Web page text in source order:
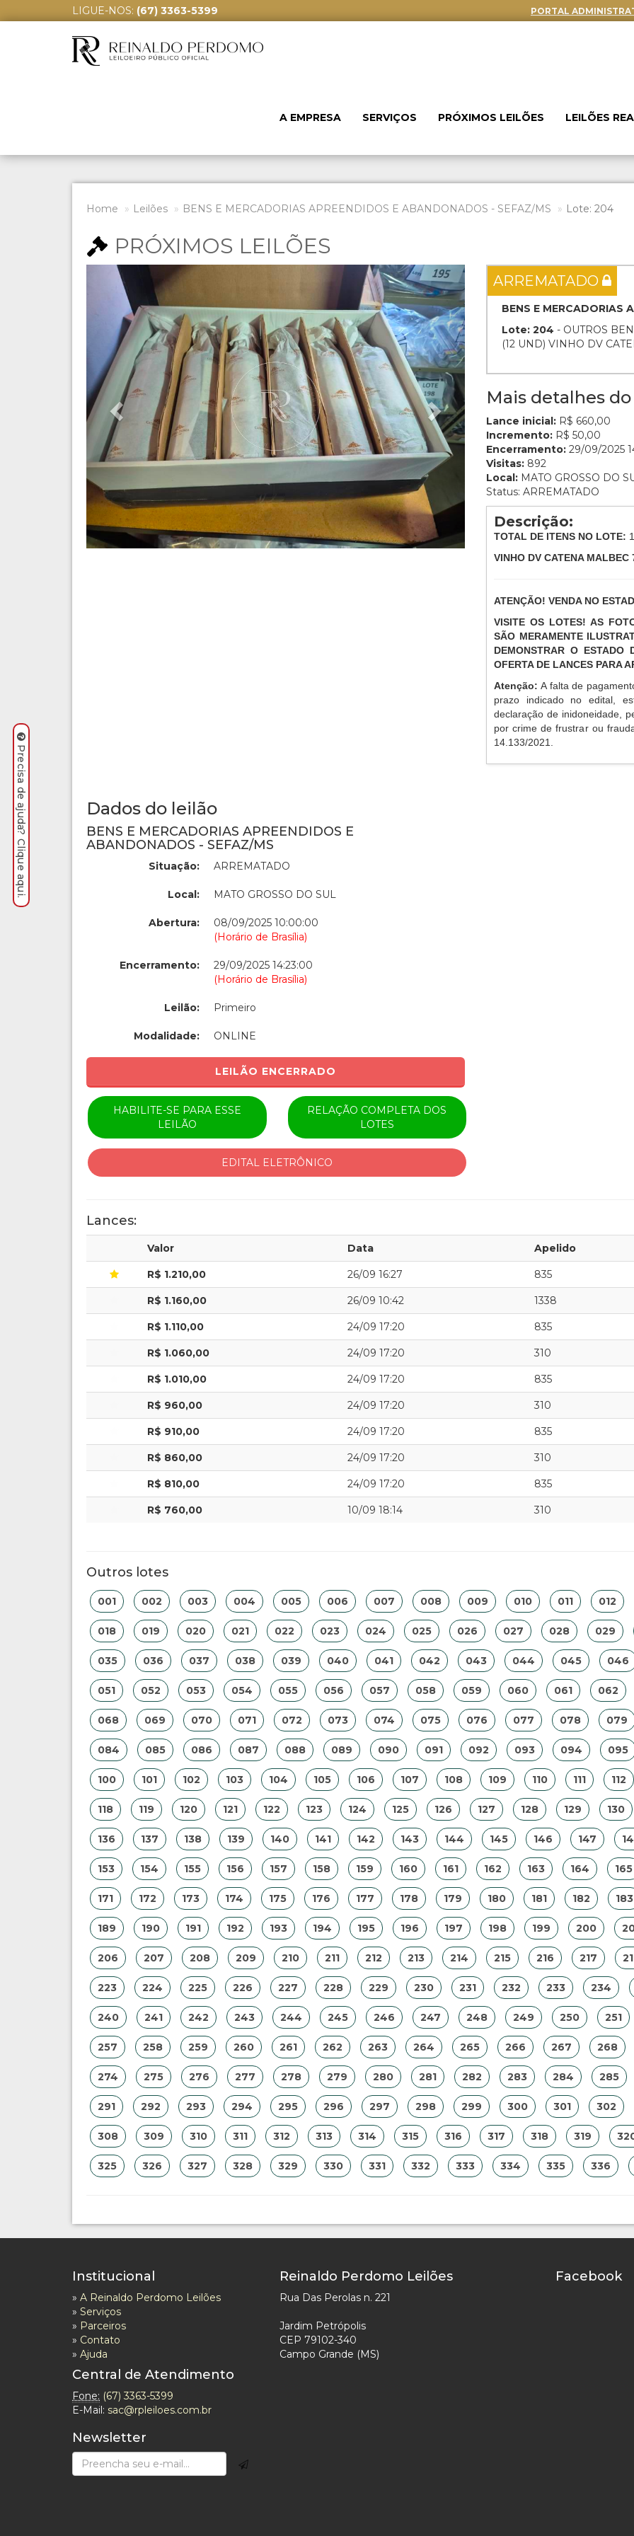
LIGUE-NOS: (67) 3363-5399 PORTAL
A EMPRESA SERVIÇOS PRÓXIMOS LEILÕES LEILÕES
Home Leilões BENS E MERCADORIAS APREENDIDOS E ABANDONADOS - SEFAZ/MS Lote: 204
PRÓXIMOS LEILÕES
Previous Next ARREMATADO
BENS E MERCADORIAS
Lote: 204 - OUTROS
(12 UND) VINHO DV
Mais detalhes
Lance inicial: R$ 660,00
Incremento: R$ 50,00
Encerramento: 29/09/2025
Visitas: 892
Local: MATO GROSSO DO
Status: ARREMATADO
Descrição:
TOTAL DE ITENS NO LOTE:
VINHO DV CATENA MALBEC
ATENÇÃO! VENDA NO
VISITE OS LOTES! AS
SÃO MERAMENTE
DEMONSTRAR O ESTADO
OFERTA DE LANCES PARA
Atenção:A falta de
prazo indicado no edital,
declaração de inidoneidade,
por crime de frustrar ou
14.133/2021.
Dados do leilão
BENS E MERCADORIAS APREENDIDOS E
ABANDONADOS - SEFAZ/MS
Situação: ARREMATADO
Local: MATO GROSSO DO SUL
Abertura:
08/09/2025 10:00:00
(Horário de Brasília)
Encerramento:
29/09/2025 14:23:00
(Horário de Brasília)
Leilão: Primeiro
Modalidade: ONLINE
LEILÃO ENCERRADO
HABILITE-SE PARA ESSE
LEILÃO
RELAÇÃO COMPLETA DOS
LOTES
EDITAL ELETRÔNICO
Lances:
Valor Data Apelido
R$ 1.210,00 26/09 16:27 835
R$ 1.160,00 26/09 10:42 1338
R$ 1.110,00 24/09 17:20 835
R$ 1.060,00 24/09 17:20 310
R$ 1.010,00 24/09 17:20 835
R$ 960,00 24/09 17:20 310
R$ 910,00 24/09 17:20 835
R$ 860,00 24/09 17:20 310
R$ 810,00 24/09 17:20 835
R$ 760,00 10/09 18:14 310
Outros lotes
001 002 003 004 005 006 007 008 009 010 011 012
018 019 020 021 022 023 024 025 026 027 028 029
035 036 037 038 039 040 041 042 043 044 045 046
051 052 053 054 055 056 057 058 059 060 061 062
068 069 070 071 072 073 074 075 076 077 078 079
084 085 086 087 088 089 090 091 092 093 094 095
100 101 102 103 104 105 106 107 108 109 110 111 112
118 119 120 121 122 123 124 125 126 127 128 129 130
136 137 138 139 140 141 142 143 144 145 146 147
153 154 155 156 157 158 159 160 161 162 163 164 165
171 172 173 174 175 176 177 178 179 180 181 182 183
189 190 191 192 193 194 195 196 197 198 199 200
206 207 208 209 210 211 212 213 214 215 216 217
223 224 225 226 227 228 229 230 231 232 233 234
240 241 242 243 244 245 246 247 248 249 250 251
257 258 259 260 261 262 263 264 265 266 267 268
274 275 276 277 278 279 280 281 282 283 284 285
291 292 293 294 295 296 297 298 299 300 301 302
308 309 310 311 312 313 314 315 316 317 318 319
325 326 327 328 329 330 331 332 333 334 335 336
Institucional
» A Reinaldo Perdomo Leilões
» Serviços
» Parceiros
» Contato
» Ajuda
Central de Atendimento
Fone: (67) 3363-5399
E-Mail: sac@rpleiloes.com.br
Newsletter
Reinaldo Perdomo Leilões
Rua Das Perolas n. 221
Jardim Petrópolis
CEP 79102-340
Campo Grande (MS)
Facebook
Precisa de ajuda? Clique aqui.